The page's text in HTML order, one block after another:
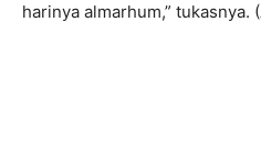
harinya almarhum,” tukasnya.